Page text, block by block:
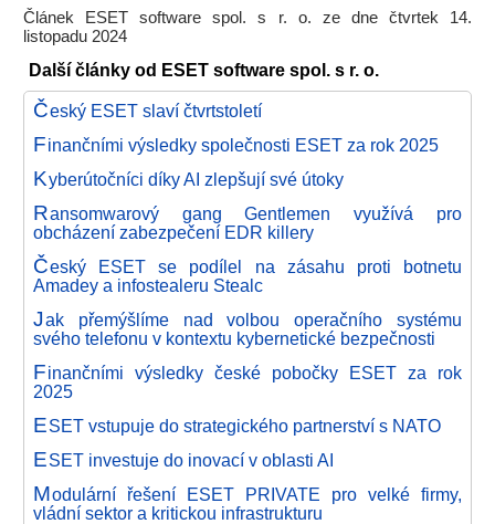
Článek ESET software spol. s r. o. ze dne čtvrtek 14.
listopadu 2024
Další články od ESET software spol. s r. o.
Český ESET slaví čtvrtstoletí
Finančními výsledky společnosti ESET za rok 2025
Kyberútočníci díky AI zlepšují své útoky
Ransomwarový gang Gentlemen využívá pro
obcházení zabezpečení EDR killery
Český ESET se podílel na zásahu proti botnetu
Amadey a infostealeru Stealc
Jak přemýšlíme nad volbou operačního systému
svého telefonu v kontextu kybernetické bezpečnosti
Finančními výsledky české pobočky ESET za rok
2025
ESET vstupuje do strategického partnerství s NATO
ESET investuje do inovací v oblasti AI
Modulární řešení ESET PRIVATE pro velké firmy,
vládní sektor a kritickou infrastrukturu